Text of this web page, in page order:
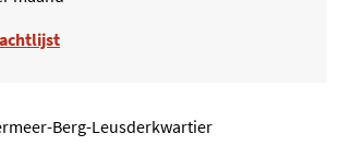
Berg-Leusderkwartier